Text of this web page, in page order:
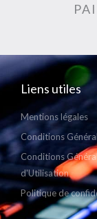
Liens utiles
Mentions légales
Conditions
Conditions
d'Utilisation
Politique de